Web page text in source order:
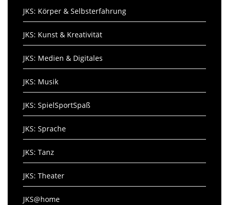
JKS: Körper & Selbsterfahrung
JKS: Kunst & Kreativität
JKS: Medien & Digitales
JKS: Musik
JKS: SpielSportSpaß
JKS: Sprache
JKS: Tanz
JKS: Theater
JKS@home